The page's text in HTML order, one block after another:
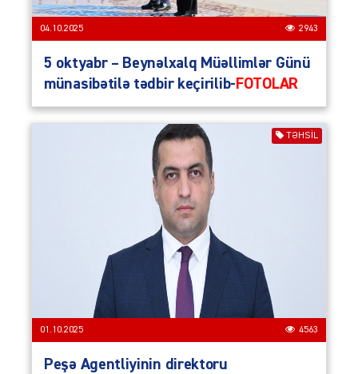
04.10.2025 2943
5 oktyabr – Beynəlxalq Müəllimlər Günü
münasibətilə tədbir keçirilib- FOTOLAR
TƏHSIL
01.10.2025 4563
Peşə Agentliyinin direktoru